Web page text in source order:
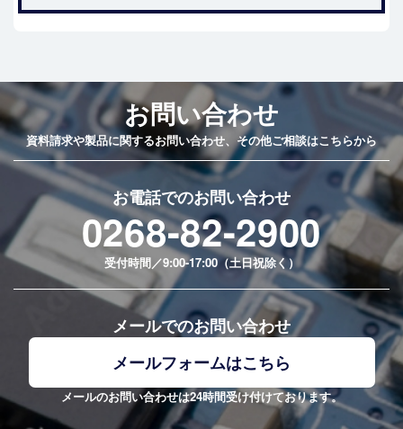
お問い合わせ
資料請求や製品に関するお問い合わせ、その他ご相談はこちらから
お電話でのお問い合わせ
0268-82-2900
受付時間／9:00-17:00（土日祝除く）
メールでのお問い合わせ
メールフォームはこちら
メールのお問い合わせは24時間受け付けております。